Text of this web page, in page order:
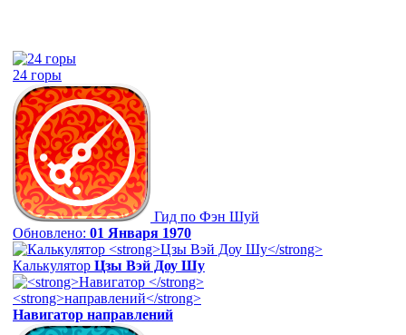
24 горы
Гид по Фэн Шуй
Обновлено: 01 Января 1970
Калькулятор Цзы Вэй Доу Шу
Навигатор направлений